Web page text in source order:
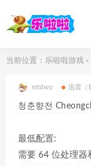
当前位置： 乐啦啦游戏 >
mtdwo 迅雷（
청춘향전
最低配置:
需要 64 位处理器